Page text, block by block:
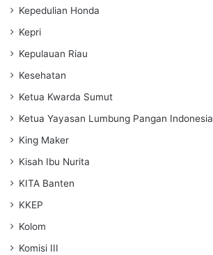
Kepedulian Honda
Kepri
Kepulauan Riau
Kesehatan
Ketua Kwarda Sumut
Ketua Yayasan Lumbung Pangan Indonesia
King Maker
Kisah Ibu Nurita
KITA Banten
KKEP
Kolom
Komisi III